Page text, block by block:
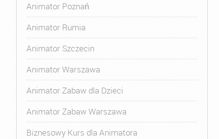
Animator Poznań
Animator Rumia
Animator Szczecin
Animator Warszawa
Animator Zabaw dla Dzieci
Animator Zabaw Warszawa
Biznesowy Kurs dla Animatora